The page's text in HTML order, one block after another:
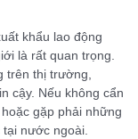
khẩu lao động
là rất quan trọng.
trên thị trường,
cậy. Nếu không cẩn
gặp phải những
tại nước ngoài.